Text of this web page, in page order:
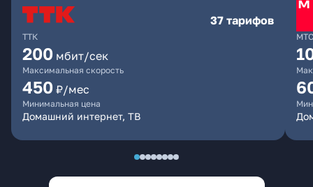
ТТК
37 тарифов
200 мбит/сек
Максимальная скорость
450 ₽/мес
Минимальная цена
Домашний интернет, ТВ
МТС